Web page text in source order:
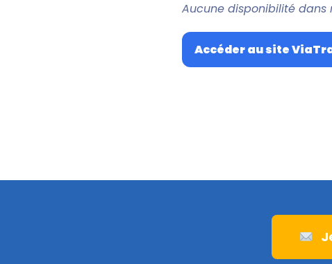
Aucune disponibilité dans
Accéder au site